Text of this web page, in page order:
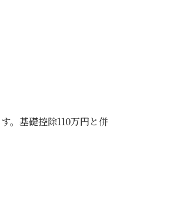
。基礎控除110万円と併